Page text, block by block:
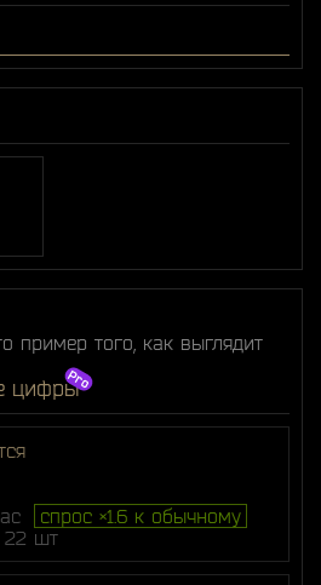
пример того, как выглядит
цифры
спрос ×1.6 к обычному
22 шт